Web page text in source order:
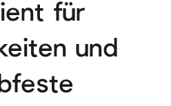
für
und